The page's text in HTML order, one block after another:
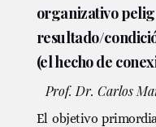
organizativo
resultado/
(el hecho de
Prof. Dr. Carlos
El objetivo